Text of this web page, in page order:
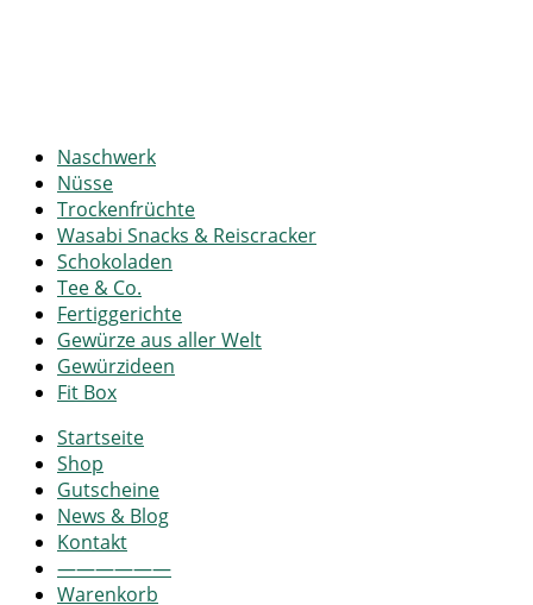
Naschwerk
Nüsse
Trockenfrüchte
Wasabi Snacks & Reiscracker
Schokoladen
Tee & Co.
Fertiggerichte
Gewürze aus aller Welt
Gewürzideen
Fit Box
Startseite
Shop
Gutscheine
News & Blog
Kontakt
——————
Warenkorb